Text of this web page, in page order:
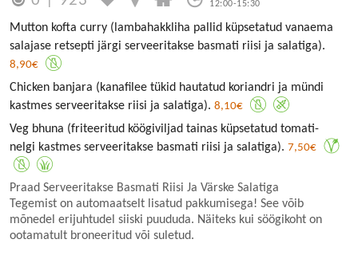
12:00-15:30
Mutton kofta curry (lambahakkliha pallid küpsetatud vanaema
salajase retsepti järgi serveeritakse basmati riisi ja salatiga).
8,90€
Chicken banjara (kanafilee tükid hautatud koriandri ja mündi
kastmes serveeritakse riisi ja salatiga). 8,10€
Veg bhuna (friteeritud köögiviljad tainas küpsetatud tomati-
nelgi kastmes serveeritakse basmati riisi ja salatiga). 7,50€
Praad Serveeritakse Basmati Riisi Ja Värske Salatiga
Tegemist on automaatselt lisatud pakkumisega! See võib
mõnedel erijuhtudel siiski puududa. Näiteks kui söögikoht on
ootamatult broneeritud või suletud.